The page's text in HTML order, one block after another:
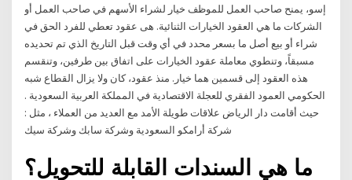
إسو، يمنح صاحب العمل للموظف خيار لشراء الأسهم في صاحب العمل أو
الشركات ما هي العقود الخيارات الثنائية. هى عقود تعطي للفرد الحق في
شراء أو بيع أصل ما بسعر محدد في أي وقت قبل التاريخ الذي تم تحديده
مسبقاً، وتنطوي معاملة عقود الخيارات على اتفاق بين طرفين، وتنقسم
هذه العقود إلى قسمين هما خيار. منذ عقود، كان ولا يزال القطاع شبه
الحكومي العمود الفقري للعجلة الاقتصادية في المملكة العربية السعودية .
حيث أقامت دار الرياض علاقات طويلة الأمد مع العديد من العملاء ، مثل :
شركة أرامكو السعودية وشركة سابك وشركة سيك
ما هي السندات القابلة للتحويل؟